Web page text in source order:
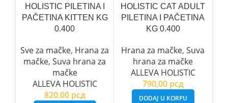
HOLISTIC PILETINA I
PAČETINA KITTEN KG
0.400
Sve za mačke, Hrana za
mačke, Suva hrana za
mačke
ALLEVA HOLISTIC
820,00 рсд
HOLISTIC CAT ADULT
PILETINA I PAČETINA
KG 0.400
Hrana za mačke, Suva
hrana za mačke
ALLEVA HOLISTIC
790,00 рсд
DODAJ U KORPU